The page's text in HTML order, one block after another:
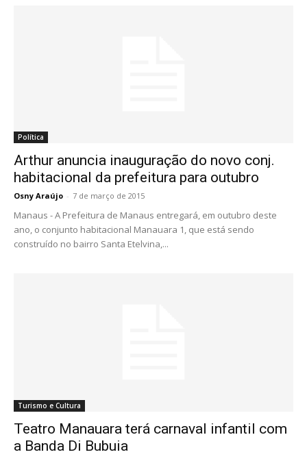
Política
Arthur anuncia inauguração do novo conj.
habitacional da prefeitura para outubro
Osny Araújo - 7 de março de 2015
Manaus - A Prefeitura de Manaus entregará, em outubro deste
ano, o conjunto habitacional Manauara 1, que está sendo
construído no bairro Santa Etelvina,...
Turismo e Cultura
Teatro Manauara terá carnaval infantil com
a Banda Di Bubuia